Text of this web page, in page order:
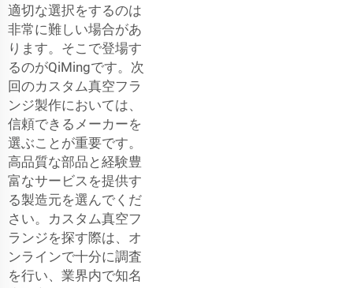
適切な選択をするのは
非常に難しい場合があ
ります。そこで登場す
るのがQiMingです。次
回のカスタム真空フラ
ンジ製作においては、
信頼できるメーカーを
選ぶことが重要です。
高品質な部品と経験豊
富なサービスを提供す
る製造元を選んでくだ
さい。カスタム真空フ
ランジを探す際は、オ
ンラインで十分に調査
を行い、業界内で知名